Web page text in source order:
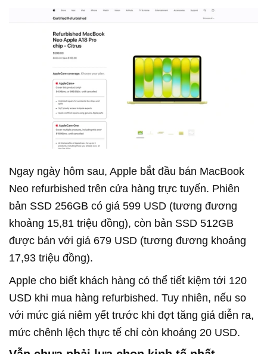
Ngay ngày hôm sau, Apple bắt đầu bán MacBook
Neo refurbished trên cửa hàng trực tuyến. Phiên
bản SSD 256GB có giá 599 USD (tương đương
khoảng 15,81 triệu đồng), còn bản SSD 512GB
được bán với giá 679 USD (tương đương khoảng
17,93 triệu đồng).
Apple cho biết khách hàng có thể tiết kiệm tới 120
USD khi mua hàng refurbished. Tuy nhiên, nếu so
với mức giá niêm yết trước khi đợt tăng giá diễn ra,
mức chênh lệch thực tế chỉ còn khoảng 20 USD.